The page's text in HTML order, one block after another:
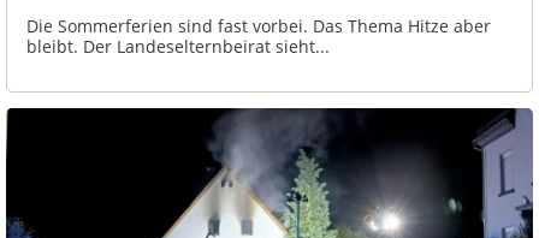
Die Sommerferien sind fast vorbei. Das Thema Hitze aber
bleibt. Der Landeselternbeirat sieht...